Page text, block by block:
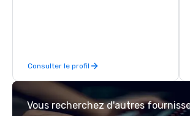
Consulter le profil
Vous recherchez d'autres